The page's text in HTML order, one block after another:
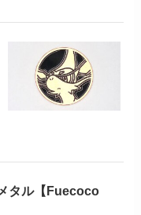
タル【Fuecoco